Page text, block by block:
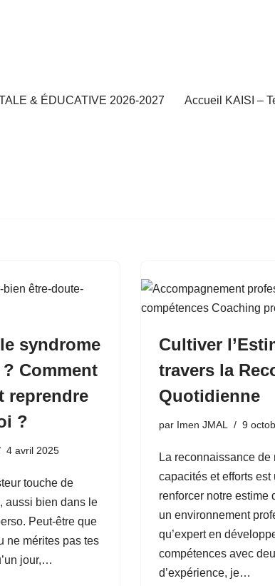
& ÉDUCATIVE 2026-2027
Accueil KAISI –
syndrome
Comment
reprendre
?
4 avril 2025
touche de
aussi bien dans le
Peut-être que
ne mérites pas tes
jour,…
Cultiver
travers la
Quotidienne
par Imen JMAL 9
La reconnaissance de
capacités et efforts
renforcer notre estime
un environnement
qu’expert en
compétences avec
d’expérience, je…